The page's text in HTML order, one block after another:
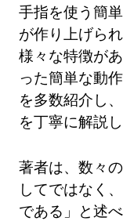
手指を使う簡
が作り上げら
様々な特徴が
った簡単な動
を多数紹介し
を丁寧に解説し
著者は、数々
してではなく
である」と述